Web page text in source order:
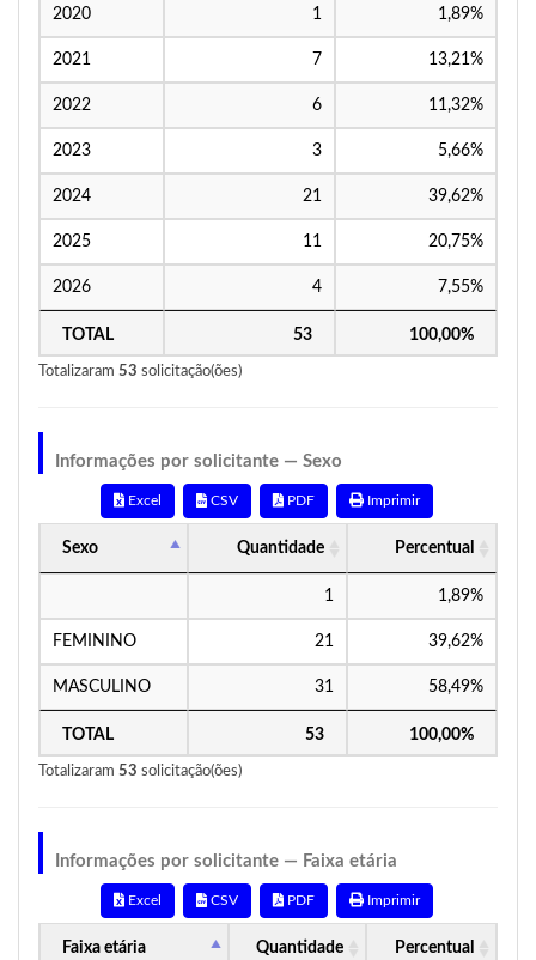
2020 1 1,89%
2021 7 13,21%
2022 6 11,32%
2023 3 5,66%
2024 21 39,62%
2025 11 20,75%
2026 4 7,55%
TOTAL 53 100,00%
Totalizaram 53 solicitação(ões)
Informações por solicitante — Sexo
Excel CSV PDF Imprimir
Sexo Quantidade Percentual
1 1,89%
FEMININO 21 39,62%
MASCULINO 31 58,49%
TOTAL 53 100,00%
Totalizaram 53 solicitação(ões)
Informações por solicitante — Faixa etária
Excel CSV PDF Imprimir
Faixa etária Quantidade Percentual